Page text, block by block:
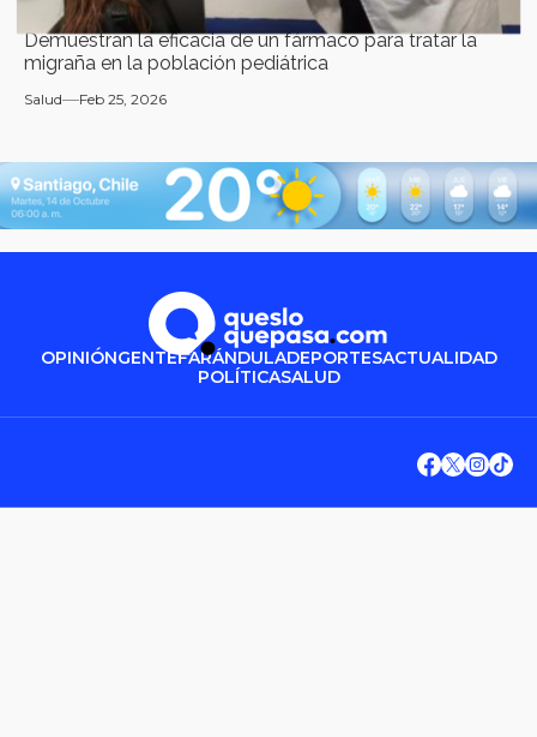
Demuestran la eficacia de un fármaco para tratar la
migraña en la población pediátrica
Salud Feb 25, 2026
OPINIÓNGENTEFARÁNDULADEPORTESACTUALIDAD
POLÍTICASALUD